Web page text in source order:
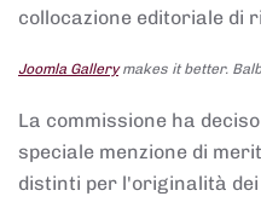
collocazione editoriale di
Joomla Gallerymakes it better.
La commissione ha
speciale menzione di
distinti per l'originalità